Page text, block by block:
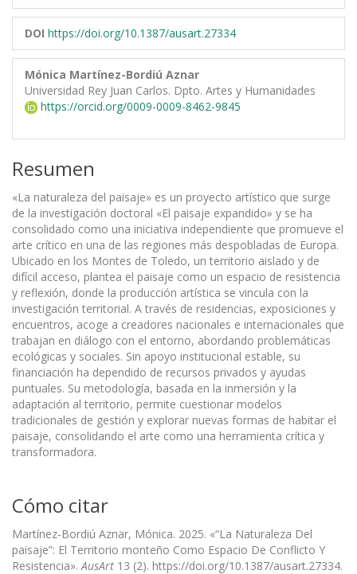
DOI https://doi.org/10.1387/ausart.27334
Mónica Martínez-Bordiú Aznar
Universidad Rey Juan Carlos. Dpto. Artes y Humanidades
https://orcid.org/0009-0009-8462-9845
Resumen
«La naturaleza del paisaje» es un proyecto artístico que surge
de la investigación doctoral «El paisaje expandido» y se ha
consolidado como una iniciativa independiente que promueve el
arte crítico en una de las regiones más despobladas de Europa.
Ubicado en los Montes de Toledo, un territorio aislado y de
difícil acceso, plantea el paisaje como un espacio de resistencia
y reflexión, donde la producción artística se vincula con la
investigación territorial. A través de residencias, exposiciones y
encuentros, acoge a creadores nacionales e internacionales que
trabajan en diálogo con el entorno, abordando problemáticas
ecológicas y sociales. Sin apoyo institucional estable, su
financiación ha dependido de recursos privados y ayudas
puntuales. Su metodología, basada en la inmersión y la
adaptación al territorio, permite cuestionar modelos
tradicionales de gestión y explorar nuevas formas de habitar el
paisaje, consolidando el arte como una herramienta crítica y
transformadora.
Cómo citar
Martínez-Bordiú Aznar, Mónica. 2025. «“La Naturaleza Del
paisaje”: El Territorio monteño Como Espacio De Conflicto Y
Resistencia». AusArt 13 (2). https://doi.org/10.1387/ausart.27334.